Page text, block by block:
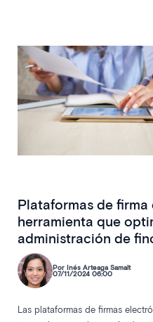
Permitir
Permitir
Solo usar
Plataformas de
herramienta que
administración de
Por Inés Arteaga Samalt
07/11/2024 06:00
Las plataformas de firmas